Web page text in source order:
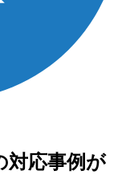
対応事例が